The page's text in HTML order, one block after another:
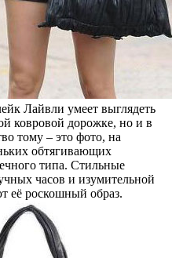
Лайвли умеет выглядеть
ковровой дорожке, но и в
тому – это фото, на
обтягивающих
типа. Стильные
часов и изумительной
её роскошный образ.